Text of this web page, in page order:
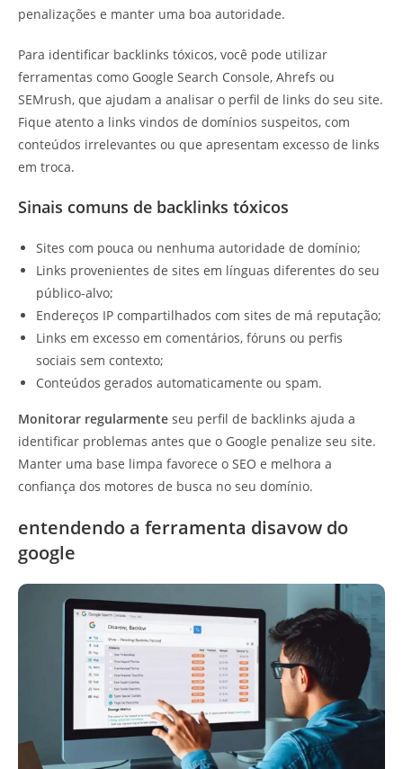
penalizações e manter uma boa autoridade.
Para identificar backlinks tóxicos, você pode utilizar
ferramentas como Google Search Console, Ahrefs ou
SEMrush, que ajudam a analisar o perfil de links do seu site.
Fique atento a links vindos de domínios suspeitos, com
conteúdos irrelevantes ou que apresentam excesso de links
em troca.
Sinais comuns de backlinks tóxicos
Sites com pouca ou nenhuma autoridade de domínio;
Links provenientes de sites em línguas diferentes do seu
público-alvo;
Endereços IP compartilhados com sites de má reputação;
Links em excesso em comentários, fóruns ou perfis
sociais sem contexto;
Conteúdos gerados automaticamente ou spam.
Monitorar regularmente seu perfil de backlinks ajuda a
identificar problemas antes que o Google penalize seu site.
Manter uma base limpa favorece o SEO e melhora a
confiança dos motores de busca no seu domínio.
entendendo a ferramenta disavow do
google